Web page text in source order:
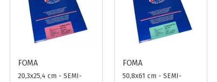
FOMA
20,3x25,4 cm - SEMI-
FOMA
50,8x61 cm - SEMI-